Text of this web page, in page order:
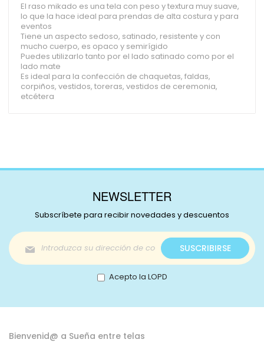
El raso mikado es una tela con peso y textura muy suave,
lo que la hace ideal para prendas de alta costura y para
eventos
Tiene un aspecto sedoso, satinado, resistente y con
mucho cuerpo, es opaco y semirígido
Puedes utilizarlo tanto por el lado satinado como por el
lado mate
Es ideal para la confección de chaquetas, faldas,
corpiños, vestidos, toreras, vestidos de ceremonia,
etcétera
NEWSLETTER
Subscríbete para recibir novedades y descuentos
Inscríbase
a
nuestro
boletín
de
SUSCRIBIRSE
Acepto la LOPD
Bienvenid@ a Sueña entre telas